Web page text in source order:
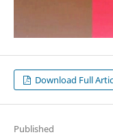
Download Full
Published